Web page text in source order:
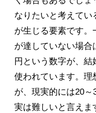
なりたいと考えてい
が生じる要素です。
が達していない場合
円という数字が、結
使われています。理
が、現実的には20
実は難しいと言えま